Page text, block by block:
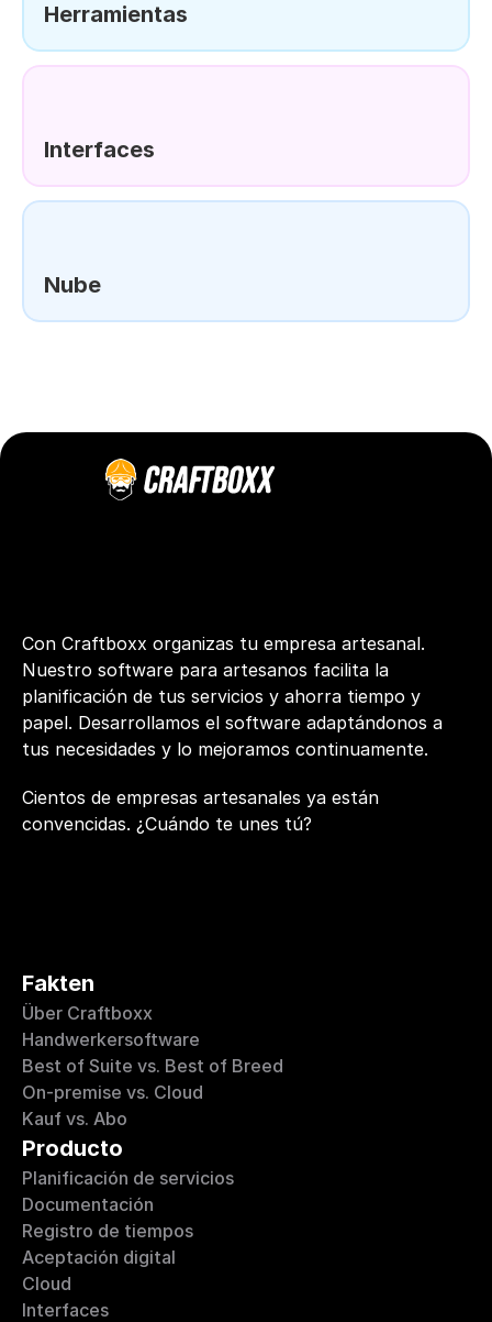
Herramientas
Interfaces
Nube
Con Craftboxx organizas tu empresa artesanal.
Nuestro software para artesanos facilita la
planificación de tus servicios y ahorra tiempo y
papel. Desarrollamos el software adaptándonos a
tus necesidades y lo mejoramos continuamente.
Cientos de empresas artesanales ya están
convencidas. ¿Cuándo te unes tú?
Fakten
Über Craftboxx
Handwerkersoftware
Best of Suite vs. Best of Breed
On-premise vs. Cloud
Kauf vs. Abo
Producto
Planificación de servicios
Documentación
Registro de tiempos
Aceptación digital
Cloud
Interfaces